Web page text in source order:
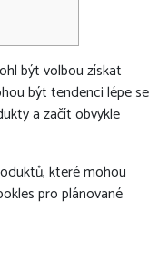
být volbou získat
být tendenci lépe se
a začít obvykle
které mohou
pro plánované